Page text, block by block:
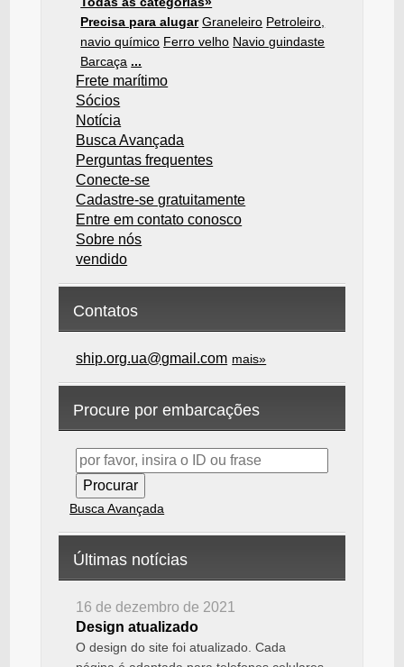
Precisa para alugar Graneleiro Petroleiro,
navio químico Ferro velho Navio guindaste
Barcaça ...
Frete marítimo
Sócios
Notícia
Busca Avançada
Perguntas frequentes
Conecte-se
Cadastre-se gratuitamente
Entre em contato conosco
Sobre nós
vendido
Contatos
ship.org.ua@gmail.com mais»
Procure por embarcações
Busca Avançada
Últimas notícias
16 de dezembro de 2021
Design atualizado
O design do site foi atualizado. Cada